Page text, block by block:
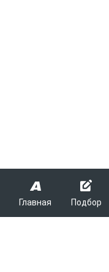
Главная Подбор